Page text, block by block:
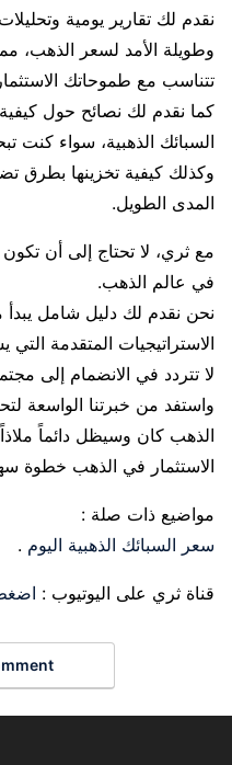
نقدم لك تقارير يومية
وطويلة الأمد لسعر الذهب،
تتناسب مع طموحاتك
كما نقدم لك نصائح حول
السبائك الذهبية، سواء كنت
وكذلك كيفية تخزينها بطرق
المدى الطويل.
مع ثري، لا تحتاج إلى أن تكون
في عالم الذهب.
نحن نقدم لك دليل شامل
الاستراتيجيات المتقدمة
لا تتردد في الانضمام إلى
واستفد من خبرتنا الواسعة
الذهب كان وسيظل دائماً
الاستثمار في الذهب خطوة
مواضيع ذات صلة :
سعر السبائك الذهبية اليوم .
قناة ثري على اليوتيوب :